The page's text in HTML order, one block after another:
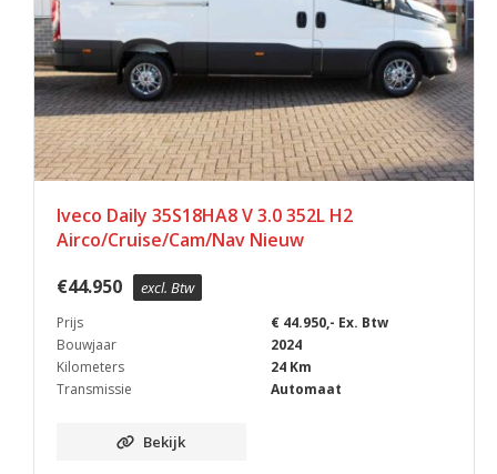
Iveco Daily 35S18HA8 V 3.0 352L H2
Airco/Cruise/Cam/Nav Nieuw
€44.950 excl. Btw
Prijs
€ 44.950,- Ex. Btw
Bouwjaar
2024
Kilometers
24 Km
Transmissie
Automaat
Bekijk